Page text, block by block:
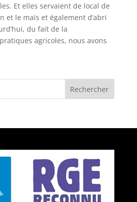
Et elles servaient de local de
et le maïs et également d’abri
du fait de la
agricoles, nous avons
Rechercher